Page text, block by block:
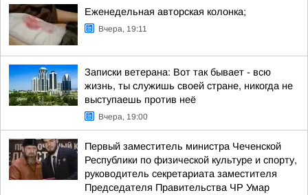
Еженедельная авторская колонка;
Вчера, 19:11
Записки ветерана: Вот так бывает - всю
жизнь, ты служишь своей стране, никогда не
выступаешь против неё
Вчера, 19:00
Первый заместитель министра Чеченской
Республики по физической культуре и спорту,
руководитель секретариата заместителя
Председателя Правительства ЧР Умар